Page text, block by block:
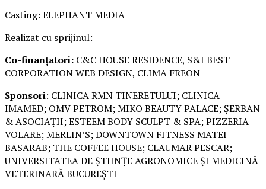
Casting: ELEPHANT MEDIA
Realizat cu sprijinul:
Co-finanțatori: C&C HOUSE RESIDENCE, S&I BEST
CORPORATION WEB DESIGN, CLIMA FREON
Sponsori: CLINICA RMN TINERETULUI; CLINICA
IMAMED; OMV PETROM; MIKO BEAUTY PALACE; ȘERBAN
& ASOCIAȚII; ESTEEM BODY SCULPT & SPA; PIZZERIA
VOLARE; MERLIN’S; DOWNTOWN FITNESS MATEI
BASARAB; THE COFFEE HOUSE; CLAUMAR PESCAR;
UNIVERSITATEA DE ȘTIINȚE AGRONOMICE ȘI MEDICINĂ
VETERINARĂ BUCUREȘTI